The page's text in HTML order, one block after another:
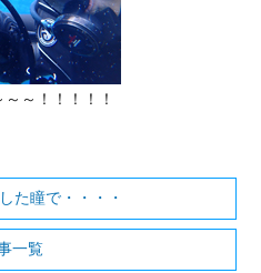
～！！！！！
た瞳で・・・・
一覧